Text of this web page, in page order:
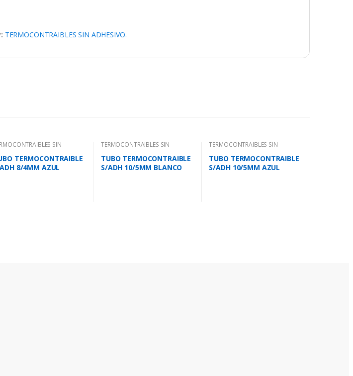
TERMOCONTRAIBLES SIN ADHESIVO.
SIN
TERMOCONTRAIBLE
8/4MM AZUL
TERMOCONTRAIBLES SIN
TUBO TERMOCONTRAIBLE
S/ADH 10/5MM BLANCO
TERMOCONTRAIBLES SIN
TUBO TERMOCONTRAIBLE
S/ADH 10/5MM AZUL